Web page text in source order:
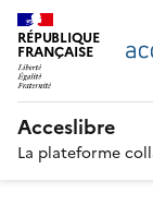
RÉPUBLIQUE
FRANÇAISE
Acceslibre
La plateforme